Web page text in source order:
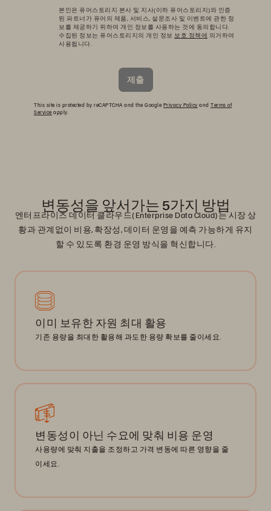
본인은 퓨어스토리지 본사 및 지사(이하 퓨어스토리지)와 인증
된 파트너가 퓨어의 제품, 서비스, 설문조사 및 이벤트에 관한 정
보를 제공하기 위하여 개인 정보를 사용하는 것에 동의합니다.
수집된 정보는 퓨어스토리지의 개인 정보 보호 정책에 의거하여
사용됩니다.
제출
This site is protected by reCAPTCHA and the Google Privacy Policy and Terms of
Service apply.
변동성을 앞서가는 5가지 방법
엔터프라이즈 데이터 클라우드(Enterprise Data Cloud)는 시장 상
황과 관계없이 비용, 확장성, 데이터 운영을 예측 가능하게 유지
할 수 있도록 환경 운영 방식을 혁신합니다.
이미 보유한 자원 최대 활용
기존 용량을 최대한 활용해 과도한 용량 확보를 줄이세요.
변동성이 아닌 수요에 맞춰 비용 운영
사용량에 맞춰 지출을 조정하고 가격 변동에 따른 영향을 줄
이세요.